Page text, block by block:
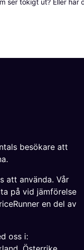
besökare att
att använda. Vår
på vid jämförelse
en del av
oss i: